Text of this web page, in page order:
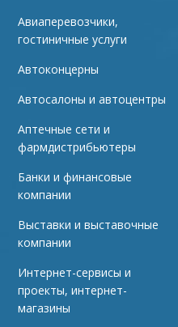
Авиаперевозчики,
гостиничные услуги
Автоконцерны
Автосалоны и автоцентры
Аптечные сети и
фармдистрибьютеры
Банки и финансовые
компании
Выставки и выставочные
компании
Интернет-сервисы и
проекты, интернет-
магазины